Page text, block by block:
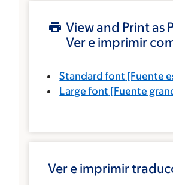
View and Print as
Ver e imprimir
Standard font [Fuente
Large font [Fuente
Ver e imprimir